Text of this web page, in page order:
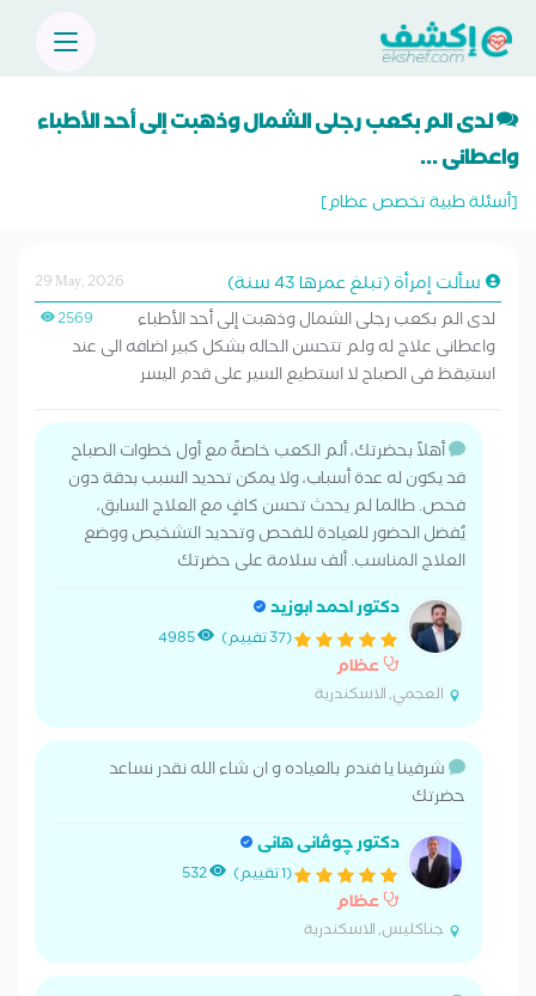
لدى الم بكعب رجلى الشمال وذهبت إلى أحد الأطباء
واعطانى ...
[أسئلة طبية تخصص عظام]
سألت إمرأة (تبلغ عمرها 43 سنة)
29 May, 2026
2569
لدى الم بكعب رجلى الشمال وذهبت إلى أحد الأطباء
واعطانى علاج له ولم تتحسن الحاله بشكل كبير اضافه الى عند
استيقظ فى الصباح لا استطيع السير على قدم اليسر
أهلاً بحضرتك، ألم الكعب خاصةً مع أول خطوات الصباح
قد يكون له عدة أسباب، ولا يمكن تحديد السبب بدقة دون
فحص. طالما لم يحدث تحسن كافٍ مع العلاج السابق،
يُفضل الحضور للعيادة للفحص وتحديد التشخيص ووضع
العلاج المناسب. ألف سلامة على حضرتك
دكتور احمد ابوزيد
(37 تقييم) 4985
عظام
العجمي, الاسكندرية
شرفينا يا فندم بالعياده و ان شاء الله نقدر نساعد
حضرتك
دكتور چوڤانى هانى
(1 تقييم) 532
عظام
جناكليس, الاسكندرية